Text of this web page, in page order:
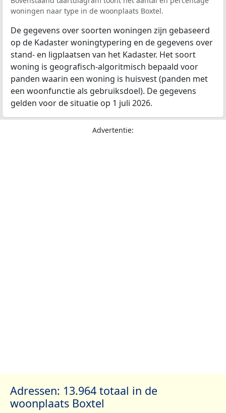
woningen naar type in de woonplaats Boxtel.
De gegevens over soorten woningen zijn gebaseerd
op de Kadaster woningtypering en de gegevens over
stand- en ligplaatsen van het Kadaster. Het soort
woning is geografisch-algoritmisch bepaald voor
panden waarin een woning is huisvest (panden met
een woonfunctie als gebruiksdoel). De gegevens
gelden voor de situatie op 1 juli 2026.
Advertentie:
Adressen: 13.964 totaal in de
woonplaats Boxtel